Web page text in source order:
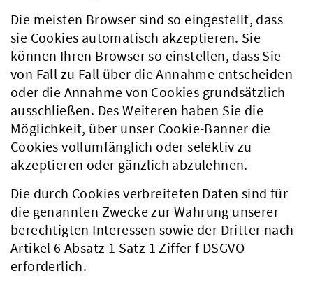
Die meisten Browser sind so eingestellt, dass
sie Cookies automatisch akzeptieren. Sie
können Ihren Browser so einstellen, dass Sie
von Fall zu Fall über die Annahme entscheiden
oder die Annahme von Cookies grundsätzlich
ausschließen. Des Weiteren haben Sie die
Möglichkeit, über unser Cookie-Banner die
Cookies vollumfänglich oder selektiv zu
akzeptieren oder gänzlich abzulehnen.
Die durch Cookies verbreiteten Daten sind für
die genannten Zwecke zur Wahrung unserer
berechtigten Interessen sowie der Dritter nach
Artikel 6 Absatz 1 Satz 1 Ziffer f DSGVO
erforderlich.